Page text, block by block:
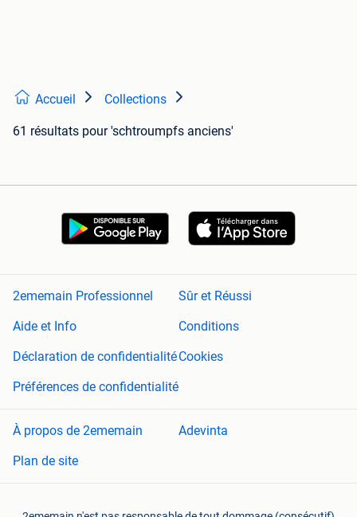
Accueil Collections
61 résultats pour 'schtroumpfs anciens'
2ememain Professionnel
Sûr et Réussi
Aide et Info
Conditions
Déclaration de confidentialitéCookies
Préférences de confidentialité
À propos de 2ememain
Adevinta
Plan de site